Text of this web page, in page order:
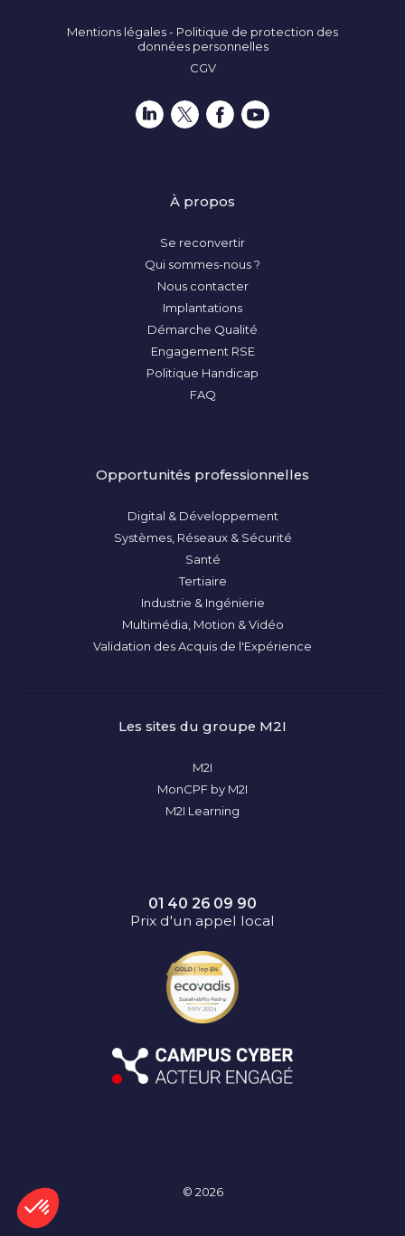
Mentions légales - Politique de protection des
données personnelles
CGV
À propos
Se reconvertir
Qui sommes-nous ?
Nous contacter
Implantations
Démarche Qualité
Engagement RSE
Politique Handicap
FAQ
Opportunités professionnelles
Digital & Développement
Systèmes, Réseaux & Sécurité
Santé
Tertiaire
Industrie & Ingénierie
Multimédia, Motion & Vidéo
Validation des Acquis de l'Expérience
Les sites du groupe M2I
M2I
MonCPF by M2I
M2I Learning
01 40 26 09 90
Prix d'un appel local
© 2026